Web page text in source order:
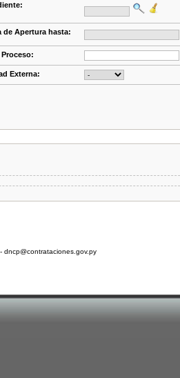
de Apertura hasta:
Externa:
dncp@contrataciones.gov.py